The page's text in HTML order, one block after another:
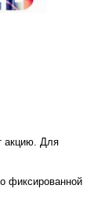
акцию. Для
фиксированной